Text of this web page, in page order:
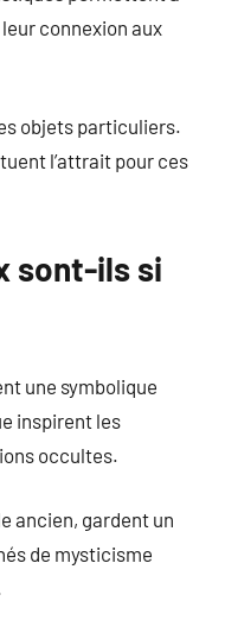
connexion aux
objets particuliers.
l’attrait pour ces
sont-ils si
une symbolique
inspirent les
occultes.
ancien, gardent un
de mysticisme